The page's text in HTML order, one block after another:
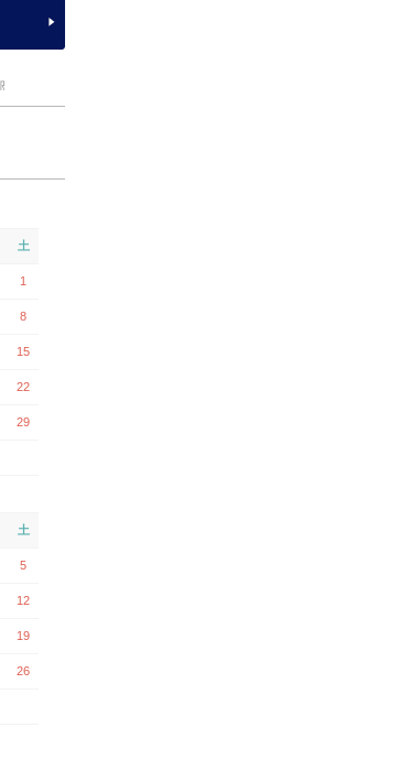
土
1
8
15
22
29
土
5
12
19
26